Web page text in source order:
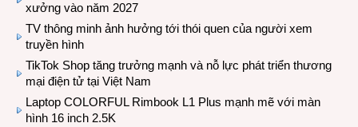
xưởng vào năm 2027
TV thông minh ảnh hưởng tới thói quen của người xem
truyền hình
TikTok Shop tăng trưởng mạnh và nỗ lực phát triển thương
mại điện tử tại Việt Nam
Laptop COLORFUL Rimbook L1 Plus mạnh mẽ với màn
hình 16 inch 2.5K